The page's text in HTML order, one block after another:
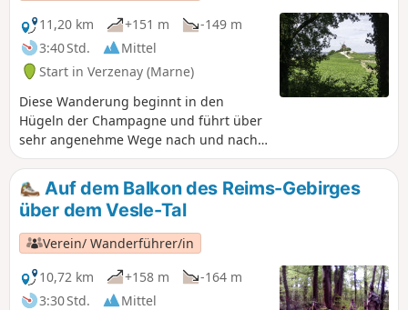
11,20 km
+151 m
-149 m
3:40 Std.
Mittel
Start in Verzenay (Marne)
Diese Wanderung beginnt in den
Hügeln der Champagne und führt über
sehr angenehme Wege nach und nach
in das Herz des Waldmassivs der
Montagne de Reims. Am Ende der
Strecke geht es vom Waldplateau
wieder hinunter zum ehemaligen CBR
(Chemin de la Banlieue Rémoise) mit
einem schönen Blick auf das Dorf
Verzenay und seine Hügel.
Auf dem Balkon des Reims-Gebirges
über dem Vesle-Tal
Verein/ Wanderführer/in
10,72 km
+158 m
-164 m
3:30 Std.
Mittel